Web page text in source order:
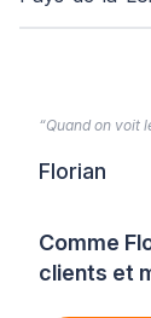
Comme
clients et
“Quand on voit
Florian